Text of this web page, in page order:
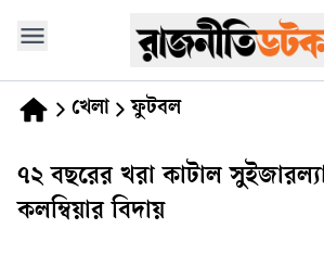
খেলা ফুটবল
৭২ বছরের খরা কাটাল
কলম্বিয়ার বিদায়